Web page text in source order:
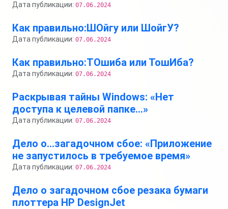
Дата публикации: 07.06.2024
Как правильно:ШОйгу или ШойгУ?
Дата публикации: 07.06.2024
Как правильно:ТОшиба или ТошИба?
Дата публикации: 07.06.2024
Раскрывая тайны Windows: «Нет
доступа к целевой папке…»
Дата публикации: 07.06.2024
Дело о…загадочном сбое: «Приложение
не запустилось в требуемое время»
Дата публикации: 07.06.2024
Дело о загадочном сбое резака бумаги
плоттера HP DesignJet